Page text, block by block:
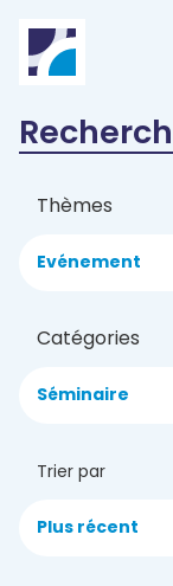
Thèmes
Evénement
Catégories
Séminaire
Trier par
Plus récent